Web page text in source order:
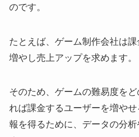
のです。
たとえば、ゲーム制作会社は
増やし売上アップを求めます。
そのため、ゲームの難易度を
れば課金するユーザーを増や
報を得るために、データの分